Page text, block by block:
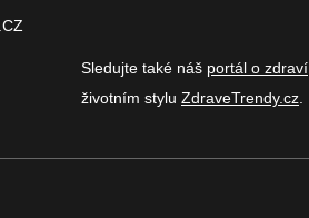
Sledujte také náš portál o zdraví
životním stylu ZdraveTrendy.cz